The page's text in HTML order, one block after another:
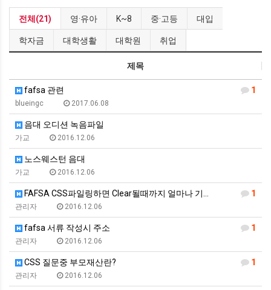
전체(21) 영·유아 K~8 중·고등 대입
학자금 대학생활 대학원 취업
제목
1
fafsa 관련
blueingc 2017.06.08
음대 오디션 녹음파일
가교 2016.12.06
노스웨스턴 음대
가교 2016.12.06
1
FAFSA CSS파일링하면 Clear될때까지 얼마나 기…
관리자 2016.12.06
1
fafsa 서류 작성시 주소
관리자 2016.12.06
1
CSS 질문중 부모재산란?
관리자 2016.12.06